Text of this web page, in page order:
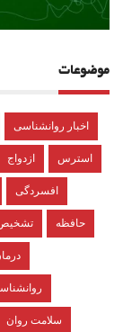
موضوعات
اخبار روانشناسی
ازدواج استرس
افسردگی
حافظه
سلامت روان